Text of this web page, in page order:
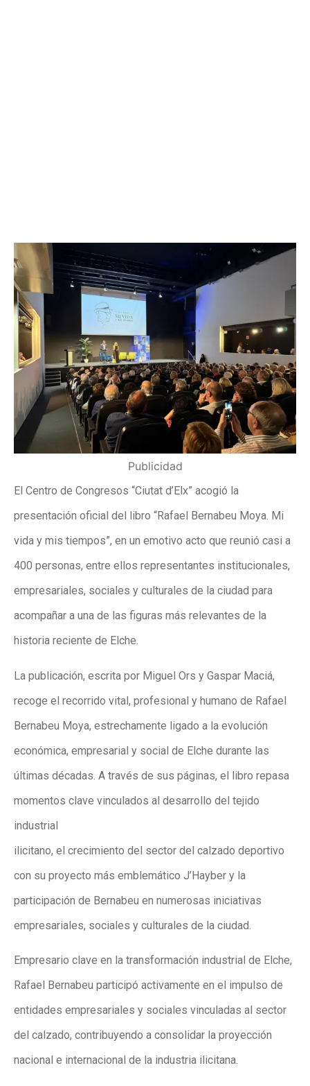
Publicidad
El Centro de Congresos “Ciutat d’Elx” acogió la
presentación oficial del libro “Rafael Bernabeu Moya. Mi
vida y mis tiempos”, en un emotivo acto que reunió casi a
400 personas, entre ellos representantes institucionales,
empresariales, sociales y culturales de la ciudad para
acompañar a una de las figuras más relevantes de la
historia reciente de Elche.
La publicación, escrita por Miguel Ors y Gaspar Maciá,
recoge el recorrido vital, profesional y humano de Rafael
Bernabeu Moya, estrechamente ligado a la evolución
económica, empresarial y social de Elche durante las
últimas décadas. A través de sus páginas, el libro repasa
momentos clave vinculados al desarrollo del tejido
industrial
ilicitano, el crecimiento del sector del calzado deportivo
con su proyecto más emblemático J’Hayber y la
participación de Bernabeu en numerosas iniciativas
empresariales, sociales y culturales de la ciudad.
Empresario clave en la transformación industrial de Elche,
Rafael Bernabeu participó activamente en el impulso de
entidades empresariales y sociales vinculadas al sector
del calzado, contribuyendo a consolidar la proyección
nacional e internacional de la industria ilicitana.